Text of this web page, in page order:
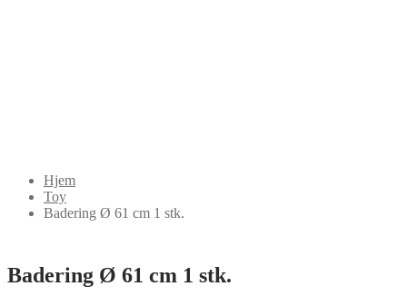
Hjem
Toy
Badering Ø 61 cm 1 stk.
Badering Ø 61 cm 1 stk.